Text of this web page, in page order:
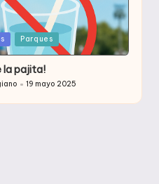
Parques
la pajita!
19 mayo 2025